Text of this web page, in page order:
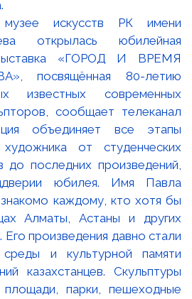
искусств РК имени
открылась юбилейная
выставка «ГОРОД И ВРЕМЯ
посвящённая 80-летию
известных современных
сообщает телеканал
объединяет все этапы
от студенческих
до последних произведений,
юбилея. Имя Павла
каждому, кто хотя бы
Алматы, Астаны и других
Его произведения давно стали
и культурной памяти
казахстанцев. Скульптуры
парки, пешеходные